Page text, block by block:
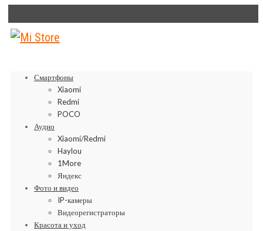
Смартфоны
Xiaomi
Redmi
POCO
Аудио
Xiaomi/Redmi
Haylou
1More
Яндекс
Фото и видео
IP-камеры
Видеорегистраторы
Красота и уход